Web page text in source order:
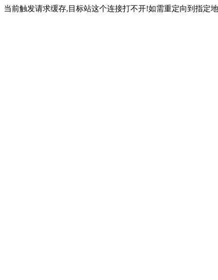
当前触发请求缓存,目标站这个连接打不开!如需重定向到指定